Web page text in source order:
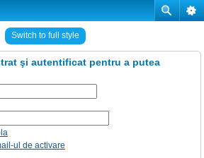
Switch to full style
şi autentificat pentru a putea
ul de activare